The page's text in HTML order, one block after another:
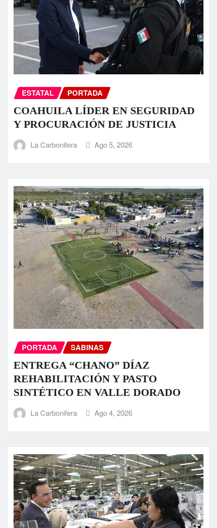
ESTATAL PORTADA
COAHUILA LÍDER EN SEGURIDAD
Y PROCURACIÓN DE JUSTICIA
La Carbonifera Ago 5, 2026
PORTADA SABINAS
ENTREGA “CHANO” DÍAZ
REHABILITACIÓN Y PASTO
SINTÉTICO EN VALLE DORADO
La Carbonifera Ago 4, 2026